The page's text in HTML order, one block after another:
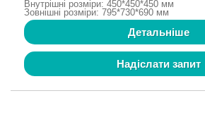
Внутрішні розміри: 450*450*450 мм
Зовнішні розміри: 795*730*690 мм
Детальніше
Надіслати запит